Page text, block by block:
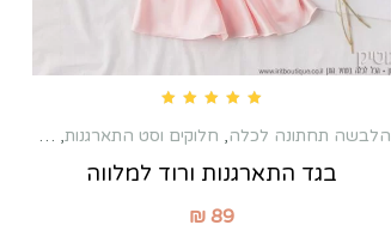
הלבשה תחתונה לכלה, חלוקים וסט התארגנות, מסיבת
בגד התארגנות ורוד למלווה
₪ 89